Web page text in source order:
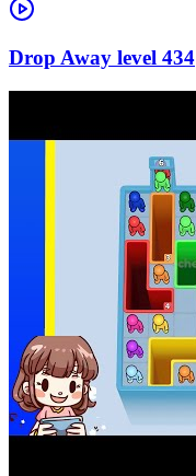
434